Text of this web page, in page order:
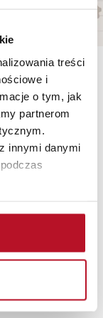
treści
i
o tym, jak
partnerom
innymi danymi